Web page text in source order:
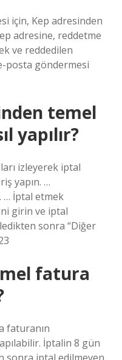
için, Kep adresinden
adresine, reddetme
ve reddedilen
posta göndermesi
temel
yapılır?
izleyerek iptal
yapın. …
… İptal etmek
girin ve iptal
sonra “Diğer
fatura
faturanın
İptalin 8 gün